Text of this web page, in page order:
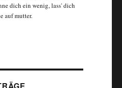
dich ein wenig, lass' dich
auf mutter.